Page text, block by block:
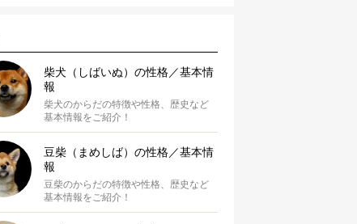
柴犬（しばいぬ）の性格／基本情
報
柴犬のからだの特徴や性格、歴史など
基本情報をご紹介！
豆柴（まめしば）の性格／基本情
報
豆柴のからだの特徴や性格、歴史など
基本情報をご紹介！